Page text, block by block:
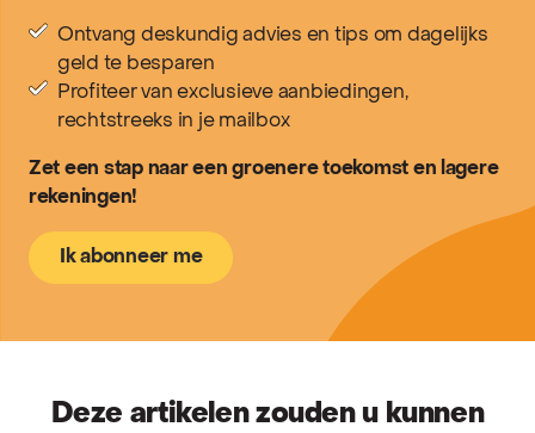
Ontvang deskundig advies en tips om dagelijks
geld te besparen
Profiteer van exclusieve aanbiedingen,
rechtstreeks in je mailbox
Zet een stap naar een groenere toekomst en lagere
rekeningen!
Ik abonneer me
Deze artikelen zouden u kunnen